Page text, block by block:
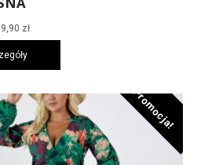
zł.
złAktualna
cena
199,90 zł.
Promocja!